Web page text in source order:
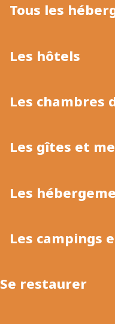
Tous les
Les hôtels
Les chambres
Les gîtes et
Les
Les campings
Se restaurer